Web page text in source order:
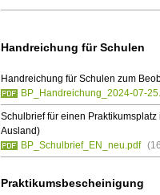
Handreichung für Schulen
Handreichung für Schulen zum
BP_Handreichung_2024-07-
Schulbrief für einen
Ausland)
BP_Schulbrief_EN_neu.pdf
Praktikumsbescheinigung